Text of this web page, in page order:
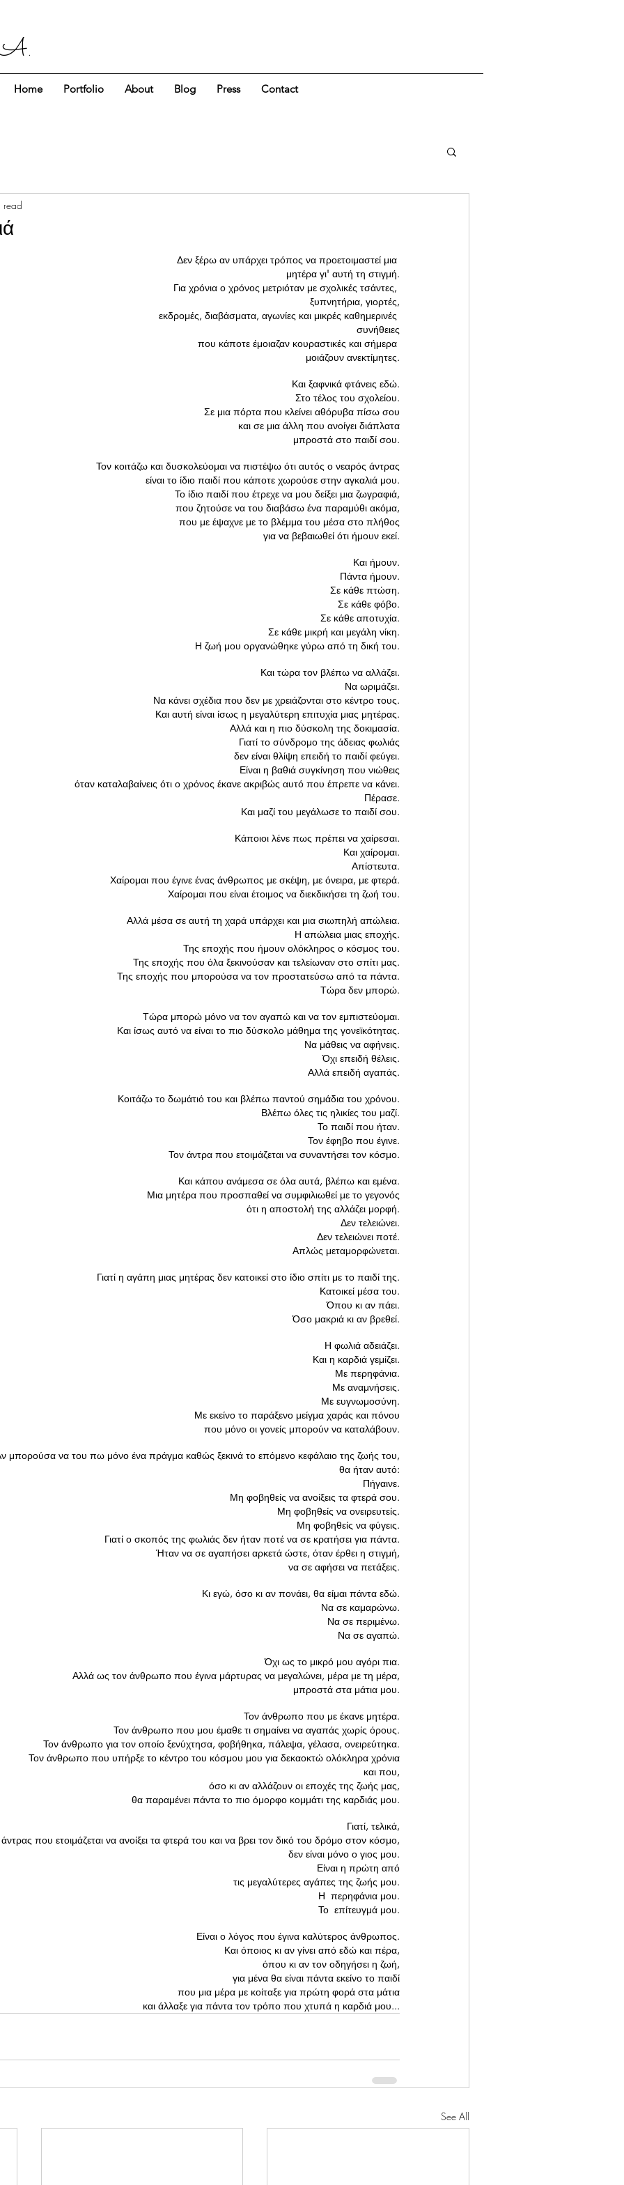
A.
Home Portfolio About Blog Press Contact
read
Δεν ξέρω αν υπάρχει τρόπος να προετοιμαστεί μια
μητέρα γι' αυτή τη στιγμή.
Για χρόνια ο χρόνος μετριόταν με σχολικές τσάντες,
ξυπνητήρια, γιορτές,
συνήθειες
μοιάζουν ανεκτίμητες.
Και ξαφνικά φτάνεις εδώ.
Στο τέλος του σχολείου.
Σε μια πόρτα που κλείνει αθόρυβα πίσω σου
και σε μια άλλη που ανοίγει διάπλατα
μπροστά στο παιδί σου.
Τον κοιτάζω και δυσκολεύομαι να πιστέψω ότι αυτός ο νεαρός άντρας
είναι το ίδιο παιδί που κάποτε χωρούσε στην αγκαλιά μου.
Το ίδιο παιδί που έτρεχε να μου δείξει μια ζωγραφιά,
που ζητούσε να του διαβάσω ένα παραμύθι ακόμα,
που με έψαχνε με το βλέμμα του μέσα στο πλήθος
για να βεβαιωθεί ότι ήμουν εκεί.
Και ήμουν.
Πάντα ήμουν.
Σε κάθε πτώση.
Σε κάθε φόβο.
Σε κάθε αποτυχία.
Σε κάθε μικρή και μεγάλη νίκη.
Η ζωή μου οργανώθηκε γύρω από τη δική του.
Και τώρα τον βλέπω να αλλάζει.
Να ωριμάζει.
Να κάνει σχέδια που δεν με χρειάζονται στο κέντρο τους.
Και αυτή είναι ίσως η μεγαλύτερη επιτυχία μιας μητέρας.
Αλλά και η πιο δύσκολη της δοκιμασία.
Γιατί το σύνδρομο της άδειας φωλιάς
δεν είναι θλίψη επειδή το παιδί φεύγει.
Είναι η βαθιά συγκίνηση που νιώθεις
όταν καταλαβαίνεις ότι ο χρόνος έκανε ακριβώς αυτό που έπρεπε να κάνει.
Πέρασε.
Και μαζί του μεγάλωσε το παιδί σου.
Κάποιοι λένε πως πρέπει να χαίρεσαι.
Και χαίρομαι.
Απίστευτα.
Χαίρομαι που έγινε ένας άνθρωπος με σκέψη, με όνειρα, με φτερά.
Χαίρομαι που είναι έτοιμος να διεκδικήσει τη ζωή του.
Αλλά μέσα σε αυτή τη χαρά υπάρχει και μια σιωπηλή απώλεια.
Η απώλεια μιας εποχής.
Της εποχής που ήμουν ολόκληρος ο κόσμος του.
Της εποχής που όλα ξεκινούσαν και τελείωναν στο σπίτι μας.
Της εποχής που μπορούσα να τον προστατεύσω από τα πάντα.
Τώρα δεν μπορώ.
Τώρα μπορώ μόνο να τον αγαπώ και να τον εμπιστεύομαι.
Και ίσως αυτό να είναι το πιο δύσκολο μάθημα της γονεϊκότητας.
Να μάθεις να αφήνεις.
Όχι επειδή θέλεις.
Αλλά επειδή αγαπάς.
Κοιτάζω το δωμάτιό του και βλέπω παντού σημάδια του χρόνου.
Βλέπω όλες τις ηλικίες του μαζί.
Το παιδί που ήταν.
Τον έφηβο που έγινε.
Τον άντρα που ετοιμάζεται να συναντήσει τον κόσμο.
Και κάπου ανάμεσα σε όλα αυτά, βλέπω και εμένα.
Μια μητέρα που προσπαθεί να συμφιλιωθεί με το γεγονός
ότι η αποστολή της αλλάζει μορφή.
Δεν τελειώνει.
Δεν τελειώνει ποτέ.
Απλώς μεταμορφώνεται.
Γιατί η αγάπη μιας μητέρας δεν κατοικεί στο ίδιο σπίτι με το παιδί της.
Κατοικεί μέσα του.
Όπου κι αν πάει.
Όσο μακριά κι αν βρεθεί.
Η φωλιά αδειάζει.
Και η καρδιά γεμίζει.
Με περηφάνια.
Με αναμνήσεις.
Με ευγνωμοσύνη.
Με εκείνο το παράξενο μείγμα χαράς και πόνου
που μόνο οι γονείς μπορούν να καταλάβουν.
μπορούσα να του πω μόνο ένα πράγμα καθώς ξεκινά το επόμενο κεφάλαιο της ζωής του,
θα ήταν αυτό:
Πήγαινε.
Μη φοβηθείς να ανοίξεις τα φτερά σου.
Μη φοβηθείς να ονειρευτείς.
Μη φοβηθείς να φύγεις.
Γιατί ο σκοπός της φωλιάς δεν ήταν ποτέ να σε κρατήσει για πάντα.
Ήταν να σε αγαπήσει αρκετά ώστε, όταν έρθει η στιγμή,
να σε αφήσει να πετάξεις.
Κι εγώ, όσο κι αν πονάει, θα είμαι πάντα εδώ.
Να σε καμαρώνω.
Να σε περιμένω.
Να σε αγαπώ.
Όχι ως το μικρό μου αγόρι πια.
Αλλά ως τον άνθρωπο που έγινα μάρτυρας να μεγαλώνει, μέρα με τη μέρα,
μπροστά στα μάτια μου.
Τον άνθρωπο που με έκανε μητέρα.
Τον άνθρωπο που μου έμαθε τι σημαίνει να αγαπάς χωρίς όρους.
Τον άνθρωπο για τον οποίο ξενύχτησα, φοβήθηκα, πάλεψα, γέλασα, ονειρεύτηκα.
Τον άνθρωπο που υπήρξε το κέντρο του κόσμου μου για δεκαοκτώ ολόκληρα χρόνια
και που,
όσο κι αν αλλάζουν οι εποχές της ζωής μας,
θα παραμένει πάντα το πιο όμορφο κομμάτι της καρδιάς μου.
Γιατί, τελικά,
που ετοιμάζεται να ανοίξει τα φτερά του και να βρει τον δικό του δρόμο στον κόσμο,
δεν είναι μόνο ο γιος μου.
Είναι η πρώτη από
τις μεγαλύτερες αγάπες της ζωής μου.
Η  περηφάνια μου.
Το  επίτευγμά μου.
Είναι ο λόγος που έγινα καλύτερος άνθρωπος.
Και όποιος κι αν γίνει από εδώ και πέρα,
όπου κι αν τον οδηγήσει η ζωή,
για μένα θα είναι πάντα εκείνο το παιδί
που μια μέρα με κοίταξε για πρώτη φορά στα μάτια
και άλλαξε για πάντα τον τρόπο που χτυπά η καρδιά μου...
See All